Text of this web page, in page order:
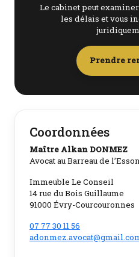
Le cabinet peut
les délais et vous
Prendre
Coordonnées
Maître Alkan DONMEZ
Avocat au Barreau de
Immeuble Le Conseil
14 rue du Bois Guillaume
91000 Évry-Courcouronnes
07 77 30 11 56